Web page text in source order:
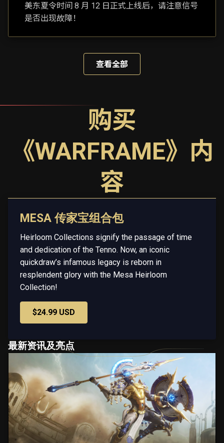
美东夏令时间 8 月 12 日正式上线后，请注意信号
是否出现故障！
查看全部
购买
《WARFRAME》内
容
MESA 传家宝组合包
Heirloom Collections signify the passage of time
and dedication of the Tenno. Now, an iconic
quickdraw’s infamous legacy is reborn in
resplendent glory with the Mesa Heirloom
Collection!
$24.99 USD
最新资讯及亮点